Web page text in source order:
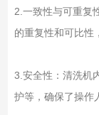
2.一致性与可重复
的重复性和可比性
3.安全性：清洗机
护等，确保了操作